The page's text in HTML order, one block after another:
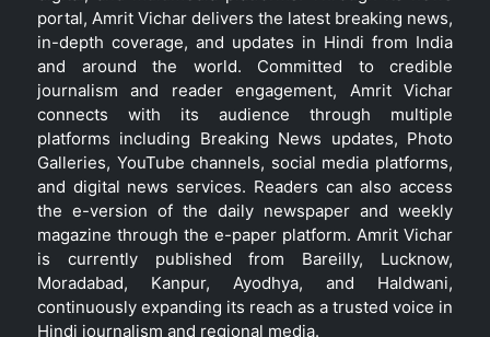
portal, Amrit Vichar delivers the latest breaking news,
in-depth coverage, and updates in Hindi from India
and around the world. Committed to credible
journalism and reader engagement, Amrit Vichar
connects with its audience through multiple
platforms including Breaking News updates, Photo
Galleries, YouTube channels, social media platforms,
and digital news services. Readers can also access
the e-version of the daily newspaper and weekly
magazine through the e-paper platform. Amrit Vichar
is currently published from Bareilly, Lucknow,
Moradabad, Kanpur, Ayodhya, and Haldwani,
continuously expanding its reach as a trusted voice in
Hindi journalism and regional media.